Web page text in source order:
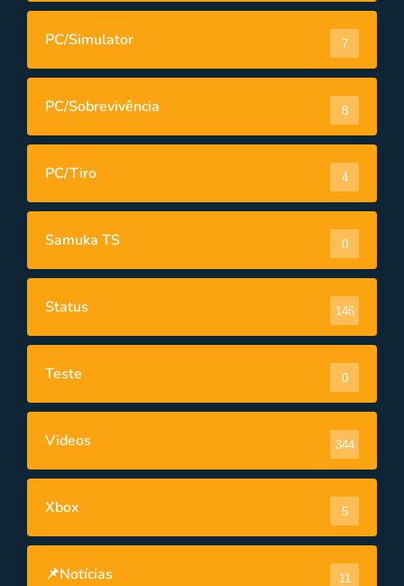
PC/Simulator 7
PC/Sobrevivência 8
PC/Tiro 4
Samuka TS 0
Status 146
Teste 0
Videos 344
Xbox 5
📌Notícias 11